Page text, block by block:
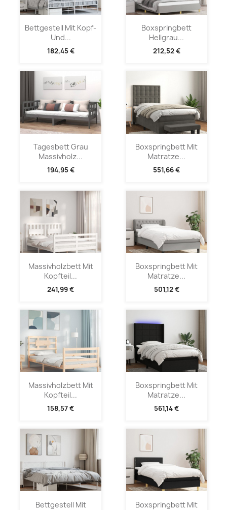
Bettgestell Mit Kopf-
Und...
182,45 €
Boxspringbett
Hellgrau...
212,52 €
Tagesbett Grau
Massivholz...
194,95 €
Boxspringbett Mit
Matratze...
551,66 €
Massivholzbett Mit
Kopfteil...
241,99 €
Boxspringbett Mit
Matratze...
501,12 €
Massivholzbett Mit
Kopfteil...
158,57 €
Boxspringbett Mit
Matratze...
561,14 €
Bettgestell Mit
Boxspringbett Mit